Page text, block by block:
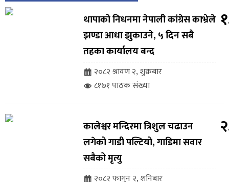
थापाको निधनमा नेपाली कांग्रेस काभ्रेले
झण्डा आधा झुकाउने, ५ दिन सबै
तहका कार्यालय बन्द
२०८२ श्रावण २, शुक्रबार
८१७१ पाठक संख्या
कालेश्वर मन्दिरमा त्रिशुल चढाउन
लगेको गाडी पल्टियो, गाडिमा सवार
सबैको मृत्यु
२०८२ फागुन २, शनिबार